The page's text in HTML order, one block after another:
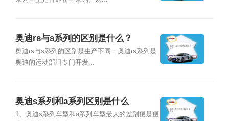
奥迪rs与s系列的区别是什么？
奥迪rs与s系列的区别是生产不同：奥迪rs系列是
奥迪的运动部门专门开发...
奥迪s系列和a系列区别是什么
1、奥迪s系列车型和a系列车型最大的差别便是便